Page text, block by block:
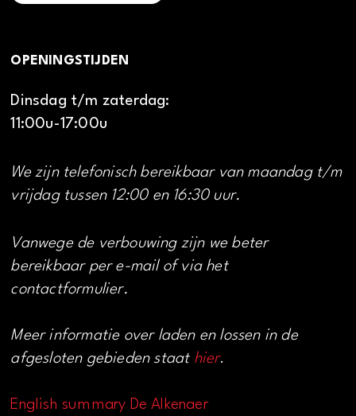
OPENINGSTIJDEN
Dinsdag t/m zaterdag:
11:00u-17:00u
We zijn telefonisch bereikbaar van maandag t/m
vrijdag tussen 12:00 en 16:30 uur.
Vanwege de verbouwing zijn we beter
bereikbaar per e-mail of via het
contactformulier.
Meer informatie over laden en lossen in de
afgesloten gebieden staat hier.
English summary De Alkenaer